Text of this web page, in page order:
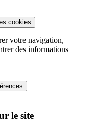
cookies
votre navigation,
des informations
le site